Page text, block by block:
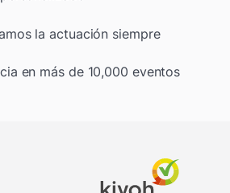
la actuación siempre
en más de 10,000 eventos